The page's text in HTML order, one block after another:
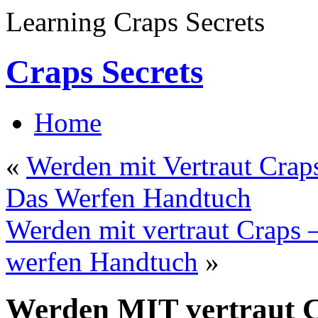
Learning Craps Secrets
Craps Secrets
Home
« Werden mit Vertraut
Das Werfen Handtuch
Werden mit vertraut Craps
werfen Handtuch »
Werden MIT vertraut